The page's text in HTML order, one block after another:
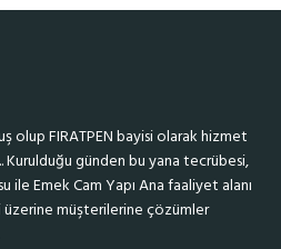
olup FIRATPEN bayisi olarak hizmet
günden bu yana tecrübesi,
Emek Cam Yapı Ana faaliyet alanı
müşterilerine çözümler